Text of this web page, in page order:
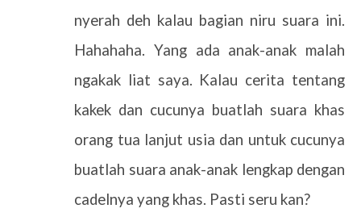
nyerah deh kalau bagian niru suara ini.
Hahahaha. Yang ada anak-anak malah
ngakak liat saya. Kalau cerita tentang
kakek dan cucunya buatlah suara khas
orang tua lanjut usia dan untuk cucunya
buatlah suara anak-anak lengkap dengan
cadelnya yang khas. Pasti seru kan?